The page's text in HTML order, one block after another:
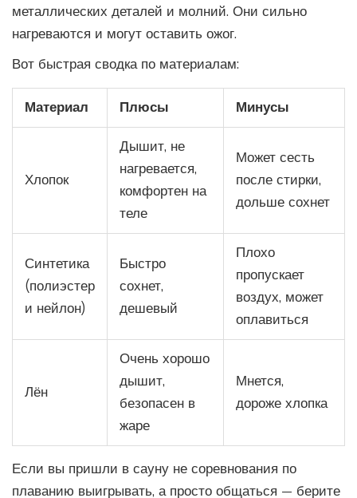
металлических деталей и молний. Они сильно
нагреваются и могут оставить ожог.
Вот быстрая сводка по материалам:
Материал Плюсы Минусы
Хлопок
Дышит, не
нагревается,
комфортен на
теле
Может сесть
после стирки,
дольше сохнет
Синтетика
(полиэстер
и нейлон)
Быстро
сохнет,
дешевый
Плохо
пропускает
воздух, может
оплавиться
Лён
Очень хорошо
дышит,
безопасен в
жаре
Мнется,
дороже хлопка
Если вы пришли в сауну не соревнования по
плаванию выигрывать, а просто общаться — берите